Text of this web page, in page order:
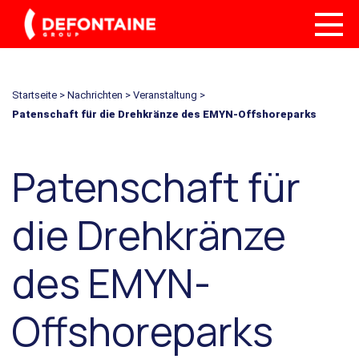
Startseite > Nachrichten > Veranstaltung >
Patenschaft für die Drehkränze des EMYN-Offshoreparks
Patenschaft für
die Drehkränze
des EMYN-
Offshoreparks